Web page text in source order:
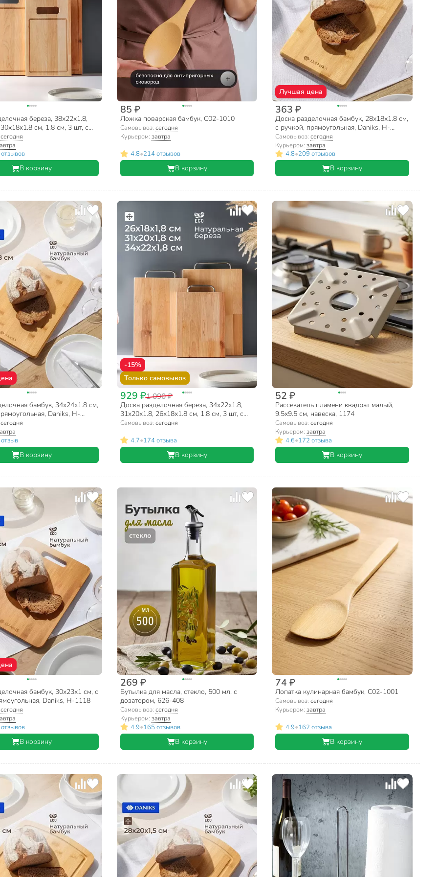
береза, 38х22х1.8,
см, 1.8 см, 3 шт, с
прямоугольная,
сегодня
В корзину
85 ₽
Ложка поварская бамбук, C02-1010
Самовывоз: сегодня
Курьером: завтра
4.8•214 отзывов
В корзину
Лучшая цена
363 ₽
Доска разделочная бамбук, 28х18х1.8 см,
с ручкой, прямоугольная, Daniks, H-
1080S
Самовывоз:сегодня
Курьером:завтра
4.8•209 отзывов
В корзину
бамбук, 34х24х1.8 см,
Daniks, H-
сегодня
В корзину
-15%
Только самовывоз
929 ₽1 090 ₽
Доска разделочная береза, 34х22х1.8,
31х20х1.8, 26х18х1.8 см, 1.8 см, 3 шт, с
ручкой, прямоугольная, Alber, 80035
Самовывоз: сегодня
4.7•174 отзыва
В корзину
52 ₽
Рассекатель пламени квадрат малый,
9.5х9.5 см, навеска, 1174
Самовывоз:сегодня
Курьером:завтра
4.6•172 отзыва
В корзину
бамбук, 30х23х1 см, с
Daniks, H-1118
сегодня
В корзину
269 ₽
Бутылка для масла, стекло, 500 мл, с
дозатором, 626-408
Самовывоз: сегодня
Курьером: завтра
4.9•165 отзывов
В корзину
74 ₽
Лопатка кулинарная бамбук, C02-1001
Самовывоз:сегодня
Курьером:завтра
4.9•162 отзыва
В корзину